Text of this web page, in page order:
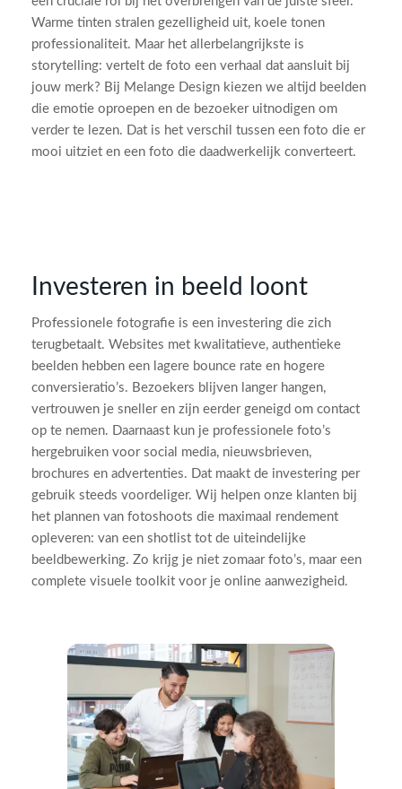
Warme tinten stralen gezelligheid uit, koele tonen
professionaliteit. Maar het allerbelangrijkste is
storytelling: vertelt de foto een verhaal dat aansluit bij
jouw merk? Bij Melange Design kiezen we altijd beelden
die emotie oproepen en de bezoeker uitnodigen om
verder te lezen. Dat is het verschil tussen een foto die er
mooi uitziet en een foto die daadwerkelijk converteert.
Investeren in beeld loont
Professionele fotografie is een investering die zich
terugbetaalt. Websites met kwalitatieve, authentieke
beelden hebben een lagere bounce rate en hogere
conversieratio’s. Bezoekers blijven langer hangen,
vertrouwen je sneller en zijn eerder geneigd om contact
op te nemen. Daarnaast kun je professionele foto’s
hergebruiken voor social media, nieuwsbrieven,
brochures en advertenties. Dat maakt de investering per
gebruik steeds voordeliger. Wij helpen onze klanten bij
het plannen van fotoshoots die maximaal rendement
opleveren: van een shotlist tot de uiteindelijke
beeldbewerking. Zo krijg je niet zomaar foto’s, maar een
complete visuele toolkit voor je online aanwezigheid.